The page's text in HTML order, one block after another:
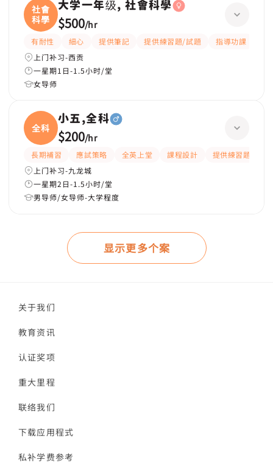
社會
科學
大学一年级, 社會科學
$500/hr
有耐性 細心 提供筆記 提供練習題/試題 指導功課
上门补习-西贡
一星期1日-1.5小时/堂
女导师
全科
小五,全科
$200/hr
長期補習 應試策略 全英上堂 課程設計
提供練習題/試題
上门补习-九龙城
一星期2日-1.5小时/堂
男导师/女导师-大学程度
显示更多个案
关于我们
教育资讯
认证奖项
重大里程
联络我们
下载应用程式
私补学费参考